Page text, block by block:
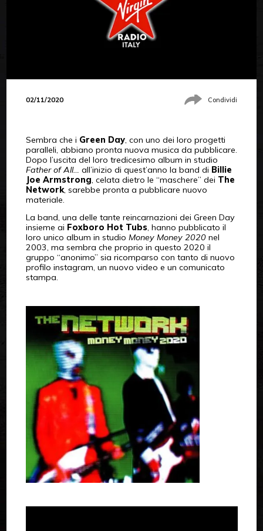
02/11/2020 Condividi
Sembra che i Green Day, con uno dei loro progetti
paralleli, abbiano pronta nuova musica da pubblicare.
Dopo l’uscita del loro tredicesimo album in studio
Father of All… all’inizio di quest’anno la band di Billie
Joe Armstrong, celata dietro le “maschere” dei The
Network, sarebbe pronta a pubblicare nuovo
materiale.
La band, una delle tante reincarnazioni dei Green Day
insieme ai Foxboro Hot Tubs, hanno pubblicato il
loro unico album in studio Money Money 2020nel
2003, ma sembra che proprio in questo 2020 il
gruppo “anonimo” sia ricomparso con tanto di nuovo
profilo instagram, un nuovo video e un comunicato
stampa.